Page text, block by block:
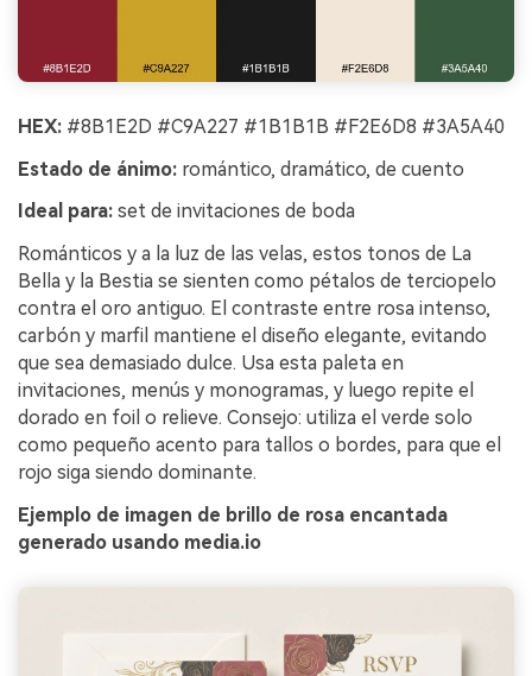
HEX: #8B1E2D #C9A227 #1B1B1B #F2E6D8 #3A5A40
Estado de ánimo: romántico, dramático, de cuento
Ideal para: set de invitaciones de boda
Románticos y a la luz de las velas, estos tonos de La
Bella y la Bestia se sienten como pétalos de terciopelo
contra el oro antiguo. El contraste entre rosa intenso,
carbón y marfil mantiene el diseño elegante, evitando
que sea demasiado dulce. Usa esta paleta en
invitaciones, menús y monogramas, y luego repite el
dorado en foil o relieve. Consejo: utiliza el verde solo
como pequeño acento para tallos o bordes, para que el
rojo siga siendo dominante.
Ejemplo de imagen de brillo de rosa encantada
generado usando media.io